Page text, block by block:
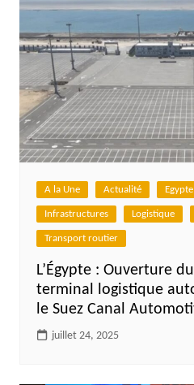
A la Une Actualité Egypte
Infrastructures Logistique
Transport routier
L’Égypte : Ouverture
terminal logistique
le Suez Canal
juillet 24, 2025